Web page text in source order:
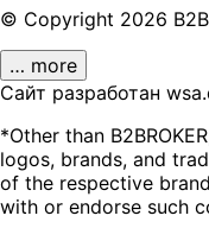
© Copyright 2026
… more
Сайт разработан
*Other than
logos, brands, and
of the respective
with or endorse such